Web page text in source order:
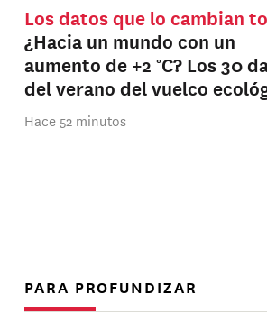
Los datos que lo cambian
¿Hacia un mundo con un
aumento de +2 °C? Los 30
del verano del vuelco
Hace 52 minutos
PARA PROFUNDIZAR